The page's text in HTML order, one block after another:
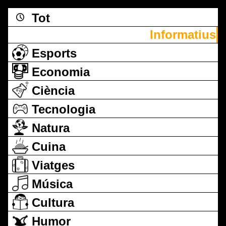
Tot
Informatius
Esports
Economia
Ciència
Tecnologia
Natura
Cuina
Viatges
Música
Cultura
Humor